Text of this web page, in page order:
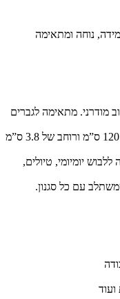
נוחה ומתאימה
מודרני. מתאימה לגברים
עשויה מחומר קל משקל ונוח, עם אורך של כ־120 ס”מ ורוחב של 3.8 ס”מ
יומיומי, טיולים,
עם כל סגנון.